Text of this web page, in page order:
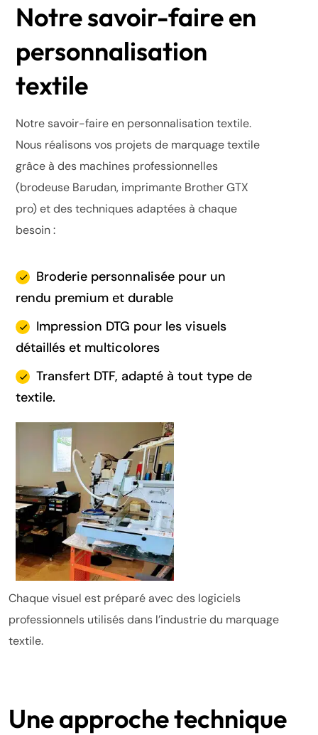
Notre savoir-faire en
personnalisation
textile
Notre savoir-faire en personnalisation textile.
Nous réalisons vos projets de marquage textile
grâce à des machines professionnelles
(brodeuse Barudan, imprimante Brother GTX
pro) et des techniques adaptées à chaque
besoin :
Broderie personnalisée pour un
rendu premium et durable
Impression DTG pour les visuels
détaillés et multicolores
Transfert DTF, adapté à tout type de
textile.
Chaque visuel est préparé avec des logiciels
professionnels utilisés dans l’industrie du marquage
textile.
Une approche technique